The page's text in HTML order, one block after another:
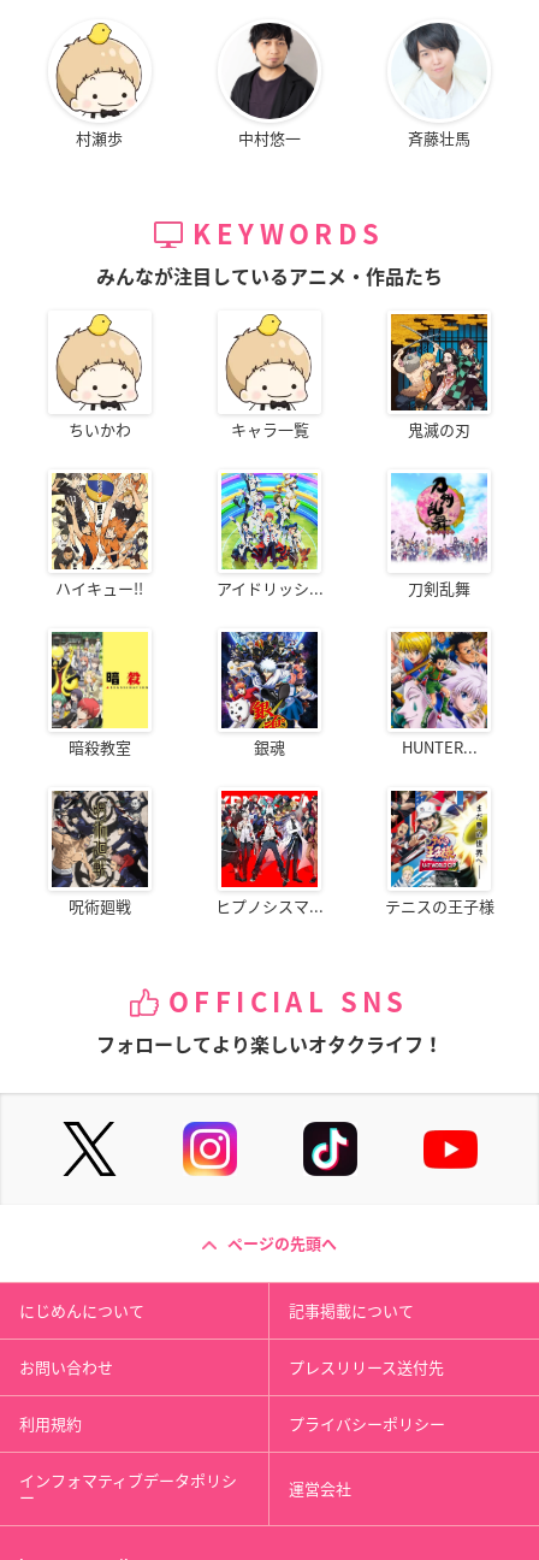
村瀬歩 中村悠一 斉藤壮馬
KEYWORDS
みんなが注目しているアニメ・作品たち
ちいかわ キャラ一覧 鬼滅の刃
ハイキュー!! アイドリッシ... 刀剣乱舞
暗殺教室 銀魂 HUNTER...
呪術廻戦 ヒプノシスマ... テニスの王子様
OFFICIAL SNS
フォローしてより楽しいオタクライフ！
ページの先頭へ
にじめんについて 記事掲載について
お問い合わせ プレスリリース送付先
利用規約 プライバシーポリシー
インフォマティブデータポリシ
ー 運営会社